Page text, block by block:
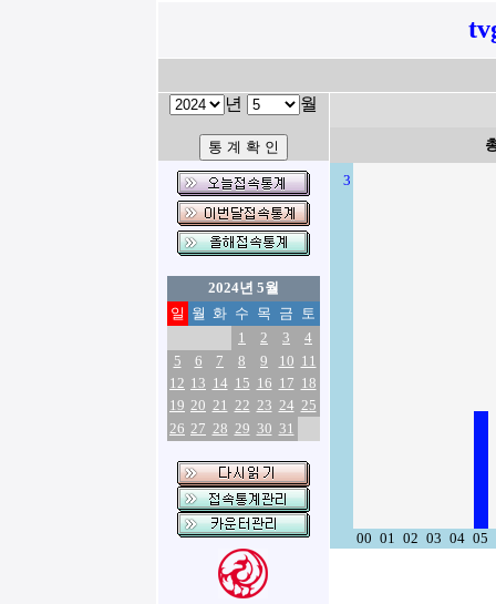
년 월
2024년 5월
일 월 화 수 목 금 토
1
2 3
4
5
6 7 8 9 10 11
12 13 14 15 16 17 18
19 20 21 22 23 24 25
26 27 28 29 30 31
3
00 01 02 03 04 05